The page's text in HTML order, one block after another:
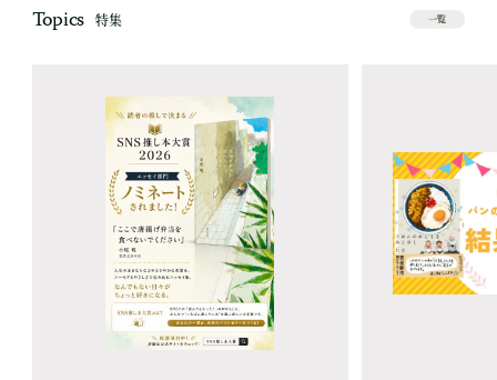
Topics 特集 一覧